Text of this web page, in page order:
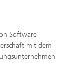
Software-
mit dem